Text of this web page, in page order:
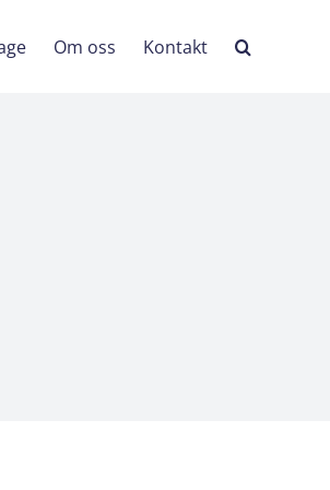
Om oss Kontakt